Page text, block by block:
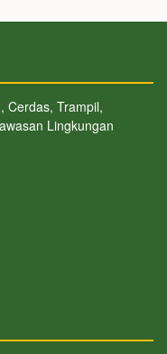
Cerdas, Trampil,
Lingkungan